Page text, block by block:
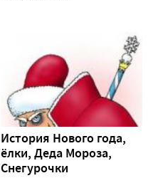
История Нового года,
ёлки, Деда Мороза,
Снегурочки